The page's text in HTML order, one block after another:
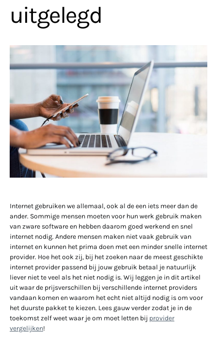
uitgelegd
Internet gebruiken we allemaal, ook al de een iets meer dan de
ander. Sommige mensen moeten voor hun werk gebruik maken
van zware software en hebben daarom goed werkend en snel
internet nodig. Andere mensen maken niet vaak gebruik van
internet en kunnen het prima doen met een minder snelle internet
provider. Hoe het ook zij, bij het zoeken naar de meest geschikte
internet provider passend bij jouw gebruik betaal je natuurlijk
liever niet te veel als het niet nodig is. Wij leggen je in dit artikel
uit waar de prijsverschillen bij verschillende internet providers
vandaan komen en waarom het echt niet altijd nodig is om voor
het duurste pakket te kiezen. Lees gauw verder zodat je in de
toekomst zelf weet waar je om moet letten bij provider
vergelijken!